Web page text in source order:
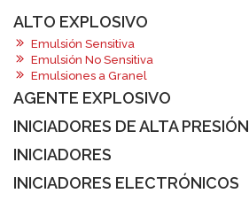
ALTO EXPLOSIVO
Emulsión Sensitiva
Emulsión No Sensitiva
Emulsiones a Granel
AGENTE EXPLOSIVO
INICIADORES DE ALTA PRESIÓN
INICIADORES
INICIADORES ELECTRÓNICOS